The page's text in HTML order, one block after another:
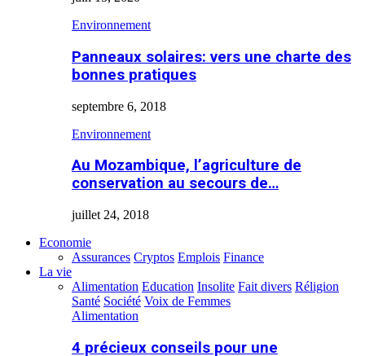
Environnement
Panneaux solaires: vers une charte des
bonnes pratiques
septembre 6, 2018
Environnement
Au Mozambique, l’agriculture de
conservation au secours de…
juillet 24, 2018
Economie
Assurances Cryptos Emplois Finance
La vie
Alimentation Education Insolite Fait divers Réligion
Santé Société Voix de Femmes
Alimentation
4 précieux conseils pour une